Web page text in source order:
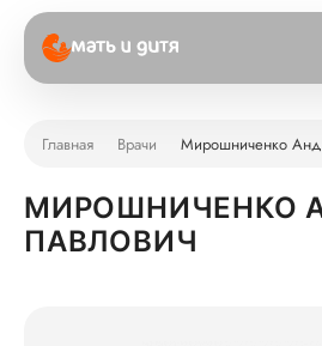
Главная Врачи Мирошниченко
МИРОШНИЧЕНКО
ПАВЛОВИЧ